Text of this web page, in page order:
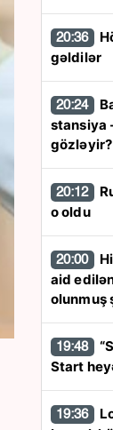
20:36
gəldilər
20:24
stansiya
gözləyir?
20:12
o oldu
20:00
aid
olunmuş
19:48
Start
19:36